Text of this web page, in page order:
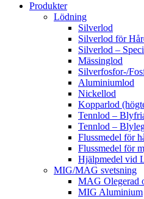
Produkter
Lödning
Silverlod
Silverlod för
Silverlod –
Mässinglod
Silverfosfor-/
Aluminiumlod
Nickellod
Kopparlod
Tennlod –
Tennlod –
Flussmedel för
Flussmedel för
Hjälpmedel vid
MIG/MAG svetsning
MAG Olegerad
MIG Aluminium